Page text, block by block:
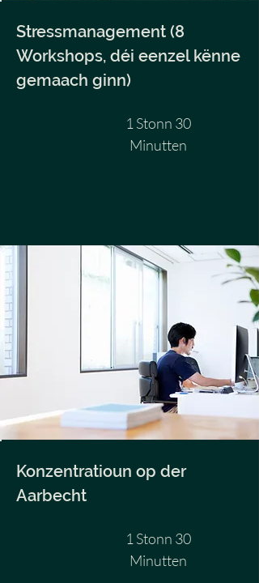
Stressmanagement (8
Workshops, déi eenzel kënne
gemaach ginn)
1 Stonn 30
Minutten
Konzentratioun op der
Aarbecht
1 Stonn 30
Minutten